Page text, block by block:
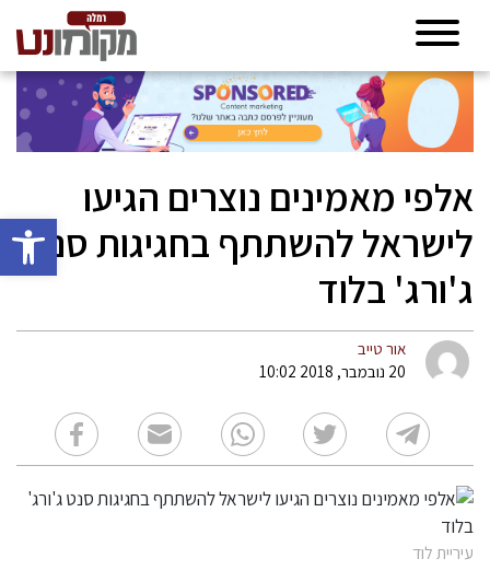
פתח
אלפי מאמינים נוצרים הגיעו
לישראל להשתתף בחגיגות סנט
ג'ורג' בלוד
אור טייב
20 נובמבר, 2018 10:02
עיריית לוד